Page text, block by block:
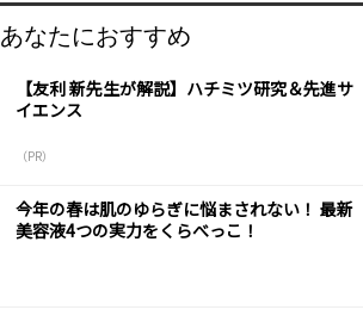
あなたにおすすめ
【友利 新先生が解説】ハチミツ研究＆先進サ
イエンス
（PR）
今年の春は肌のゆらぎに悩まされない！ 最新
美容液4つの実力をくらべっこ！